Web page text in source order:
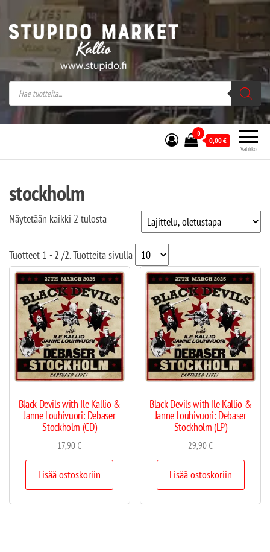
Stupido Market – verkossa ja kivijalassa
Stupido Market on vaihtoehtomusaan
erikoistunut verkko- sekä
kivijalkakauppa Helsingissä Kallion
sydämessä.
Valikko
0
0,00€
stockholm
Näytetään kaikki 2 tulosta
Tuotteet 1 - 2 /2. Tuotteita sivulla
Black Devils with Ile Kallio &
Janne Louhivuori: Debaser
Stockholm (CD)
17,90€
Lisää ostoskoriin
Black Devils with Ile Kallio &
Janne Louhivuori: Debaser
Stockholm (LP)
29,90€
Lisää ostoskoriin